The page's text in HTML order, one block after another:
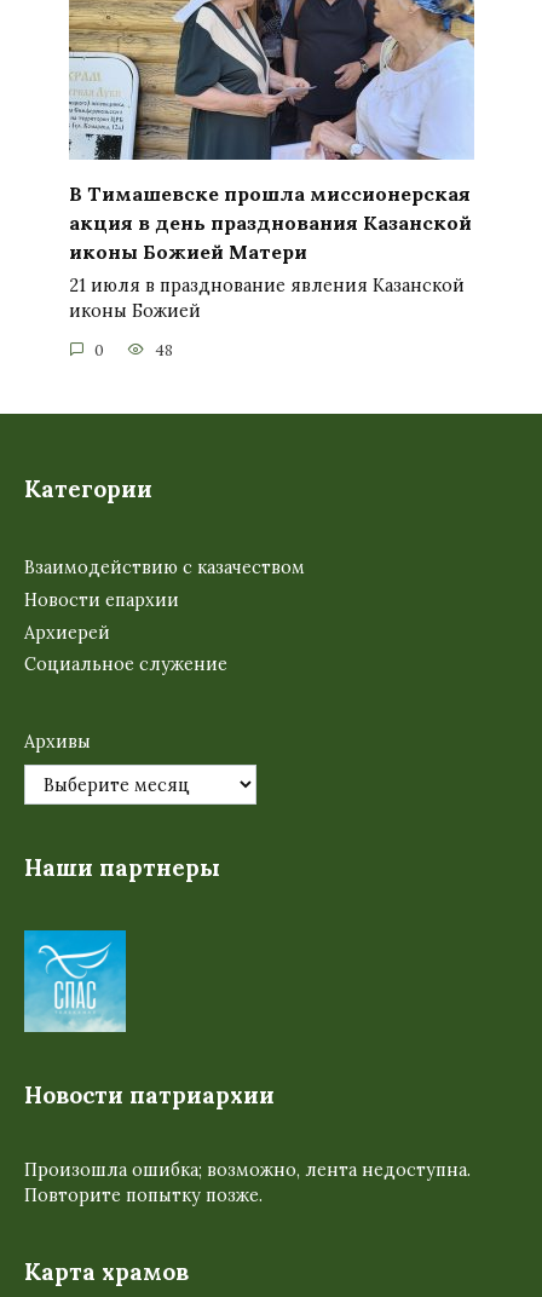
В Тимашевске прошла миссионерская
акция в день празднования Казанской
иконы Божией Матери
21 июля в празднование явления Казанской
иконы Божией
0 48
Категории
Взаимодействию с казачеством
Новости епархии
Архиерей
Социальное служение
Архивы
Наши партнеры
Новости патриархии
Произошла ошибка; возможно, лента недоступна.
Повторите попытку позже.
Карта храмов